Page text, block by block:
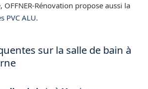
OFFNER-Rénovation propose aussi la
PVC ALU.
sur la salle de bain à